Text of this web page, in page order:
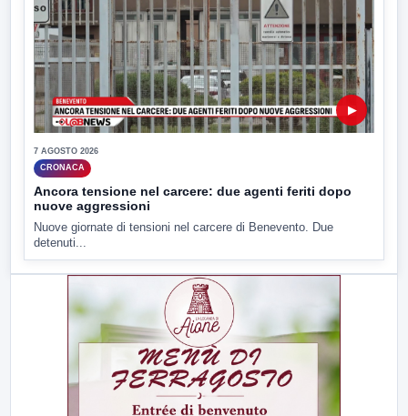
▶
7 AGOSTO 2026
CRONACA
Ancora tensione nel carcere: due agenti feriti dopo
nuove aggressioni
Nuove giornate di tensioni nel carcere di Benevento. Due
detenuti...